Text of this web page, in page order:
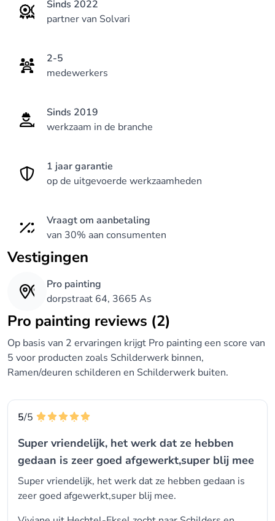
professionele én veilige manier uw opdrachten te
vervullen. Denk maar aan schilderen van
trappenhal.
tussen 8 en 18 uur en in het weekend tussen 10 en
18 uur. U kunt steeds contact opnemen met Pro
Sinds 2022
partner van Solvari
2-5
medewerkers
Sinds 2019
werkzaam in de branche
1 jaar garantie
op de uitgevoerde werkzaamheden
Vraagt om aanbetaling
van 30% aan consumenten
Vestigingen
Pro painting
dorpstraat 64, 3665 As
Pro painting reviews (2)
Op basis van 2 ervaringen krijgt Pro painting een score van
5 voor producten zoals Schilderwerk binnen,
Ramen/deuren schilderen en Schilderwerk buiten.
5/5
Super vriendelijk, het werk dat ze hebben
gedaan is zeer goed afgewerkt,super blij mee
Super vriendelijk, het werk dat ze hebben gedaan is
zeer goed afgewerkt,super blij mee.